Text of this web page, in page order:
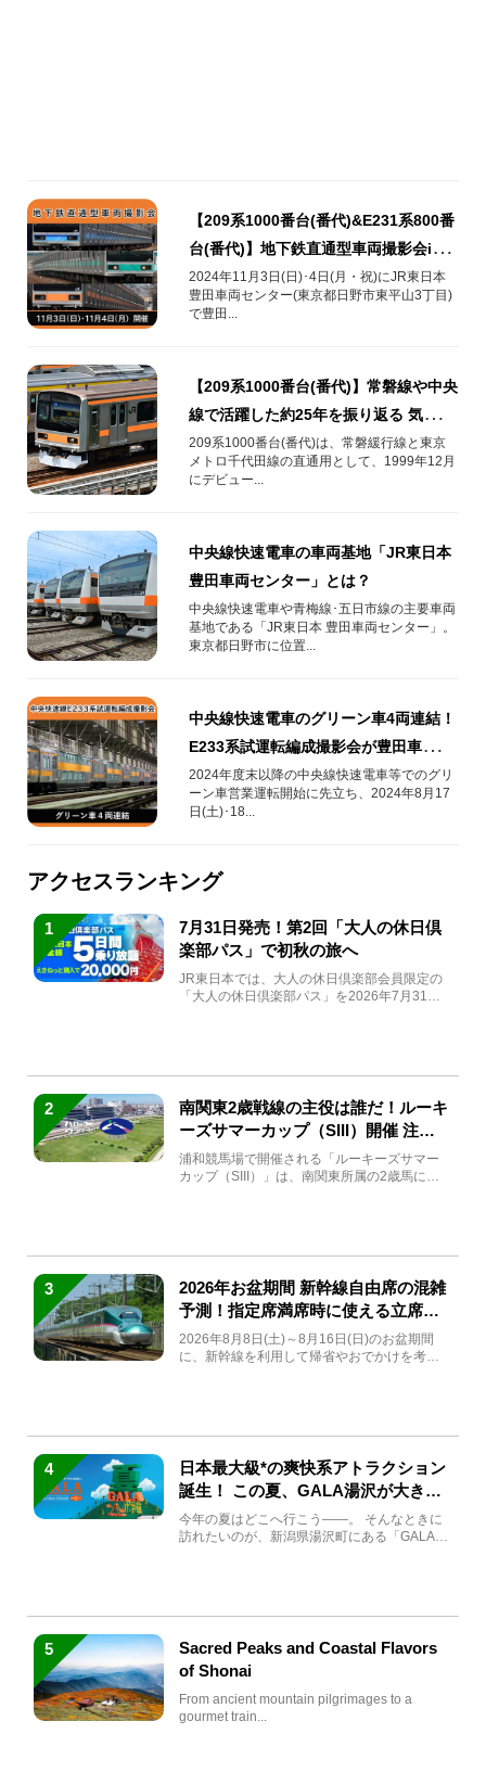
【209系1000番台(番代)&E231系800番
台(番代)】地下鉄直通型車両撮影会in豊
田車両センター
2024年11月3日(日)･4日(月・祝)にJR東日本
豊田車両センター(東京都日野市東平山3丁目)
で豊田...
【209系1000番台(番代)】常磐線や中央
線で活躍した約25年を振り返る 気にな
る運用範囲は？
209系1000番台(番代)は、常磐緩行線と東京
メトロ千代田線の直通用として、1999年12月
にデビュー...
中央線快速電車の車両基地「JR東日本
豊田車両センター」とは？
中央線快速電車や青梅線･五日市線の主要車両
基地である「JR東日本 豊田車両センター」。
東京都日野市に位置...
中央線快速電車のグリーン車4両連結！
E233系試運転編成撮影会が豊田車両セ
ンターで開催！
2024年度末以降の中央線快速電車等でのグリ
ーン車営業運転開始に先立ち、2024年8月17
日(土)･18...
アクセスランキング
1
7月31日発売！第2回「大人の休日倶
楽部パス」で初秋の旅へ
JR東日本では、大人の休日倶楽部会員限定の
「大人の休日倶楽部パス」を2026年7月31日
2
南関東2歳戦線の主役は誰だ！ルーキ
ーズサマーカップ（SIII）開催 注目
馬と見どころをチェック
浦和競馬場で開催される「ルーキーズサマー
カップ（SIII）」は、南関東所属の2歳馬によ
3
2026年お盆期間 新幹線自由席の混雑
予測！指定席満席時に使える立席特
急券も解説
2026年8月8日(土)～8月16日(日)のお盆期間
に、新幹線を利用して帰省やおでかけを考え
4
日本最大級*の爽快系アトラクション
誕生！ この夏、GALA湯沢が大きく
生まれ変わる
今年の夏はどこへ行こう――。 そんなときに
訪れたいのが、新潟県湯沢町にある「GALA湯
5
Sacred Peaks and Coastal Flavors
of Shonai
From ancient mountain pilgrimages to a
gourmet train...